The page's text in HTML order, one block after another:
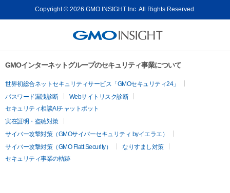
Copyright © 2026 GMO INSIGHT Inc. All Rights Reserved.
GMOインターネットグループのセキュリティ事業について
世界初総合ネットセキュリティサービス「GMOセキュリティ24」
パスワード漏洩診断
Webサイトリスク診断
セキュリティ相談AIチャットボット
実在証明・盗聴対策
サイバー攻撃対策（GMOサイバーセキュリティ byイエラエ）
サイバー攻撃対策（GMO Flatt Security）
なりすまし対策
セキュリティ事業の軌跡